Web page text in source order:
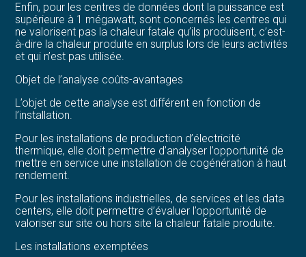
Enfin, pour les centres de données dont la puissance est
supérieure à 1 mégawatt, sont concernés les centres qui
ne valorisent pas la chaleur fatale qu’ils produisent, c’est-
à-dire la chaleur produite en surplus lors de leurs activités
et qui n’est pas utilisée.
Objet de l’analyse coûts-avantages
L’objet de cette analyse est différent en fonction de
l’installation.
Pour les installations de production d’électricité
thermique, elle doit permettre d’analyser l’opportunité de
mettre en service une installation de cogénération à haut
rendement.
Pour les installations industrielles, de services et les data
centers, elle doit permettre d’évaluer l’opportunité de
valoriser sur site ou hors site la chaleur fatale produite.
Les installations exemptées